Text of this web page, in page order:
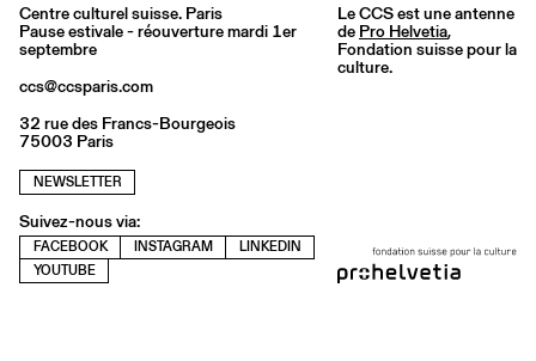
Centre culturel suisse. Paris
Pause estivale - réouverture mardi 1er
septembre
ccs@ccsparis.com
32 rue des Francs-Bourgeois
75003 Paris
NEWSLETTER
Suivez-nous via:
FACEBOOK INSTAGRAM
LINKEDIN
YOUTUBE
Le CCS est une antenne
de Pro Helvetia,
Fondation suisse pour la
culture.